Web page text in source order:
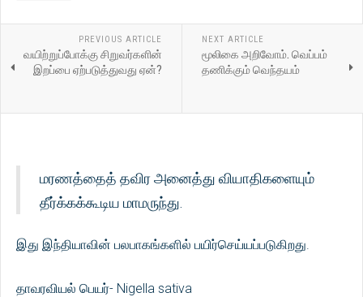
PREVIOUS ARTICLE
வயிற்றுப்போக்கு சிறுவர்களின்
இறப்பை ஏற்படுத்துவது ஏன்?
NEXT ARTICLE
மூலிகை அறிவோம். வெப்பம்
தணிக்கும் வெந்தயம்
மரணத்தைத் தவிர அனைத்து வியாதிகளையும்
தீர்க்கக்கூடிய மாமருந்து.
இது இந்தியாவின் பலபாகங்களில் பயிர்செய்யப்படுகிறது.
தாவரவியல் பெயர்- Nigella sativa